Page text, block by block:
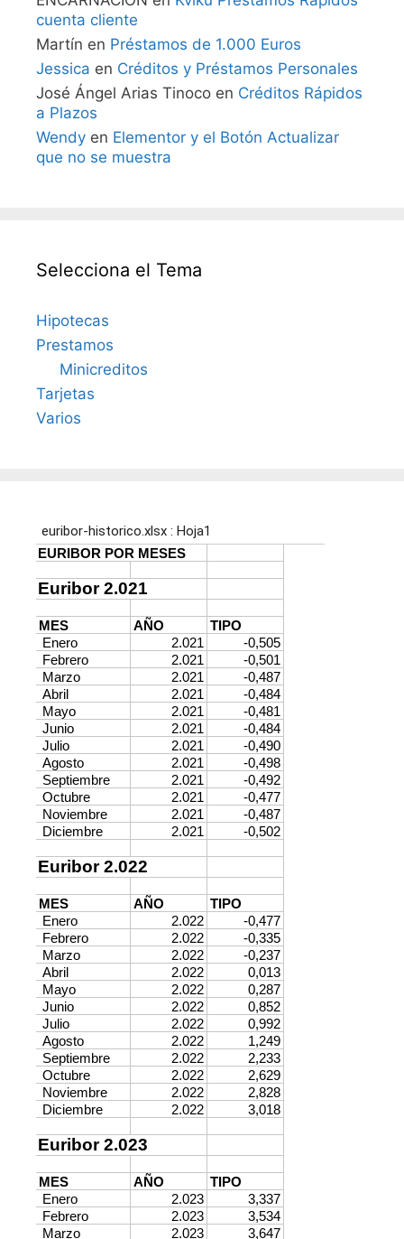
cuenta cliente
Martín en Préstamos de 1.000 Euros
Jessica en Créditos y Préstamos Personales
José Ángel Arias Tinoco en Créditos Rápidos
a Plazos
Wendy en Elementor y el Botón Actualizar
que no se muestra
Selecciona el Tema
Hipotecas
Prestamos
Minicreditos
Tarjetas
Varios